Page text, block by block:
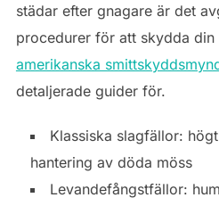
städar efter gnagare är det
procedurer för att skydda din
amerikanska
detaljerade guider för.
Klassiska slagfällor:
hantering av döda möss
Levandefångstfällor: